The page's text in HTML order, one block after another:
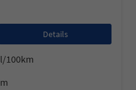
Details
100km